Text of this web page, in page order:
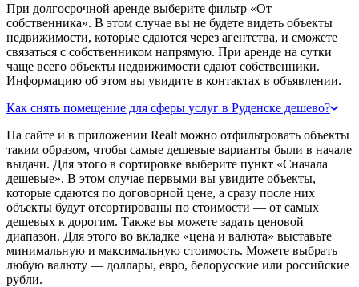
При долгосрочной аренде выберите фильтр «От
собственника». В этом случае вы не будете видеть объекты
недвижимости, которые сдаются через агентства, и сможете
связаться с собственником напрямую. При аренде на сутки
чаще всего объекты недвижимости сдают собственники.
Информацию об этом вы увидите в контактах в объявлении.
Как снять помещение для сферы услуг в Руденске дешево?
На сайте и в приложении Realt можно отфильтровать объекты
таким образом, чтобы самые дешевые варианты были в начале
выдачи. Для этого в сортировке выберите пункт «Сначала
дешевые». В этом случае первыми вы увидите объекты,
которые сдаются по договорной цене, а сразу после них
объекты будут отсортированы по стоимости — от самых
дешевых к дорогим. Также вы можете задать ценовой
диапазон. Для этого во вкладке «цена и валюта» выставьте
минимальную и максимальную стоимость. Можете выбрать
любую валюту — доллары, евро, белорусские или российские
рубли.